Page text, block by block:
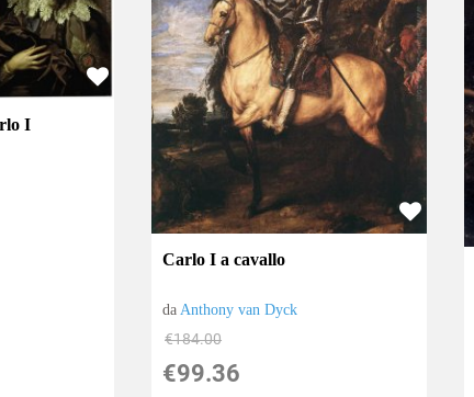
I
Carlo I a cavallo
da Anthony van Dyck
€184.00
€99.36